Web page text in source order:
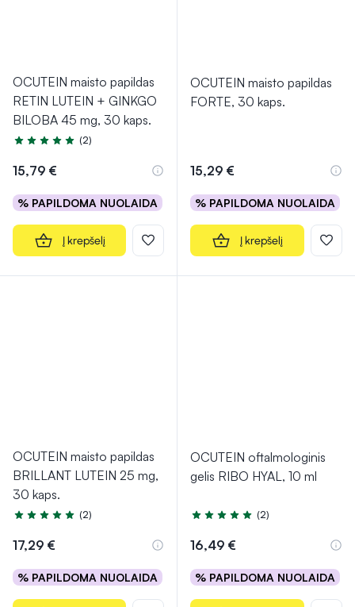
OCUTEIN maisto papildas
RETIN LUTEIN + GINKGO
BILOBA 45 mg, 30 kaps.
Įvertinimas 5.0 iš 5
(2)
15,79 €
% PAPILDOMA NUOLAIDA
Į krepšelį
OCUTEIN maisto papildas
FORTE, 30 kaps.
15,29 €
% PAPILDOMA NUOLAIDA
Į krepšelį
OCUTEIN maisto papildas
BRILLANT LUTEIN 25 mg,
30 kaps.
Įvertinimas 5.0 iš 5
(2)
17,29 €
% PAPILDOMA NUOLAIDA
OCUTEIN oftalmologinis
gelis RIBO HYAL, 10 ml
Įvertinimas 5.0 iš 5
(2)
16,49 €
% PAPILDOMA NUOLAIDA